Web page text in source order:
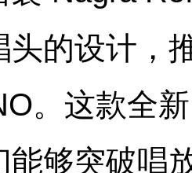
头的设计，
。这款全
能够突破唱